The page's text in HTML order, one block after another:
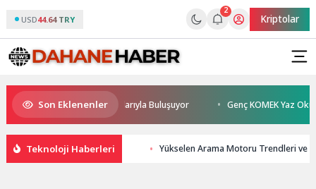
USD44.64 TRY
2
Kriptolar
Son Eklenenler
Sönmez TESAK’ta Okurlarıyla Buluşuyor Genç KOMEK Yaz Okulu
Teknoloji Haberleri Yükselen Arama Motoru Trendleri ve